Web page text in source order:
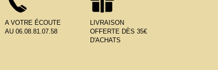
A VOTRE ÉCOUTE
AU 06.08.81.07.58
LIVRAISON
OFFERTE DÈS 35€
D'ACHATS